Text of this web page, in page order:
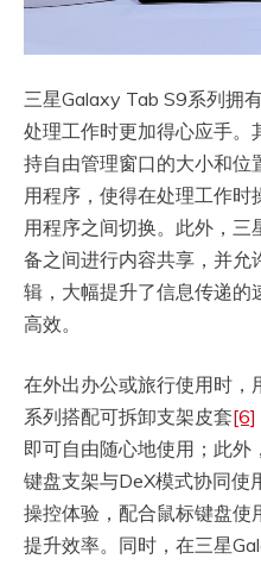
三星Galaxy Tab S9系列拥
处理工作时更加得心应手。
持自由管理窗口的大小和位
用程序，使得在处理工作
用程序之间切换。此外，三
备之间进行内容共享，并允
辑，大幅提升了信息传递的
高效。
在外出办公或旅行使用时，
系列搭配可拆卸支架皮套[6]
即可自由随心地使用；此外
键盘支架与DeX模式协同使
操控体验，配合鼠标键盘使
提升效率。同时，在三星